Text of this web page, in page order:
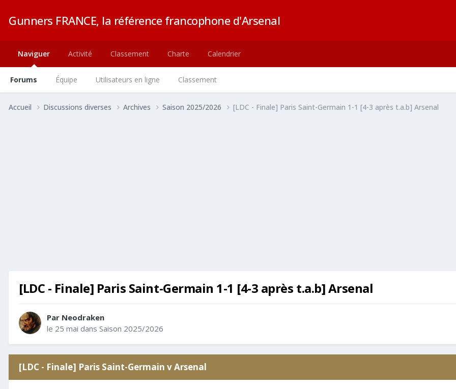
Gunners FRANCE, la référence francophone d'Arsenal
Naviguer
Forums Équipe Utilisateurs en ligne Classement
Activité Classement Charte Calendrier
Accueil Discussions diverses Archives Saison 2025/2026 [LDC - Finale] Paris Saint-Germain 1-1 [4-3 après t.a.b] Arsenal
[LDC - Finale] Paris Saint-Germain 1-1 [4-3 après t.a.b] Arsenal
Par Neodraken
le 25 mai dans Saison 2025/2026
[LDC - Finale] Paris Saint-Germain v Arsenal